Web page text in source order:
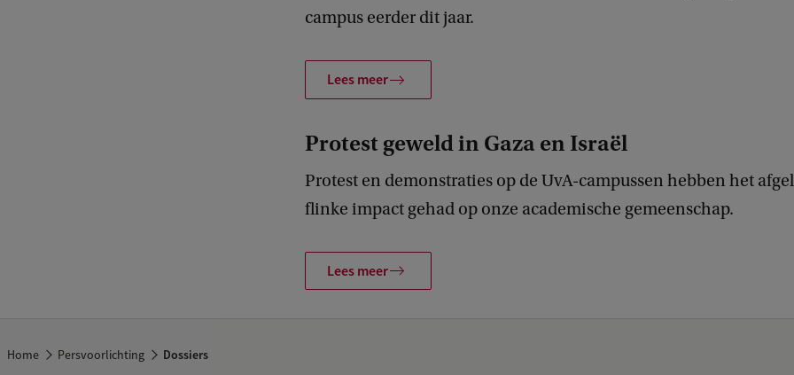
campus eerder dit jaar.
Lees meer
Protest geweld in Gaza en Israël
Protest en demonstraties op de UvA-campussen hebben het
flinke impact gehad op onze academische gemeenschap.
Lees meer
Home Persvoorlichting Dossiers